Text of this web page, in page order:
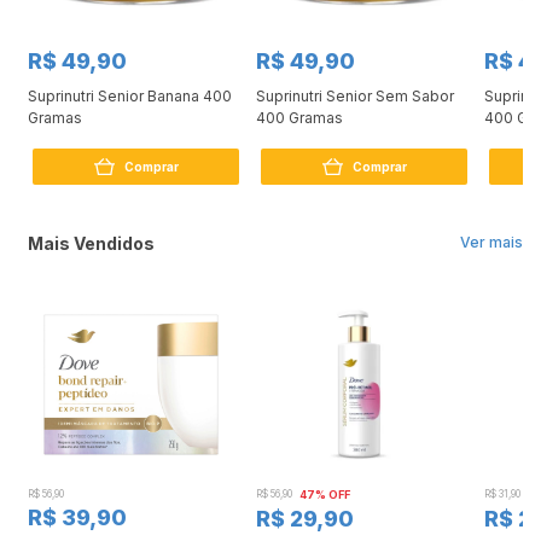
R$ 49,90
Suprinutri Senior Banana 400
Gramas
Comprar
R$ 49,90
Suprinutri Senior Sem Sabor
400 Gramas
Comprar
R$
400
Ver mais
Mais Vendidos
R$ 56,90
R$ 39,90
R$ 56,90 47% OFF
R$ 29,90
R$ 31,90
R$